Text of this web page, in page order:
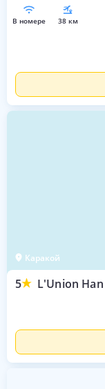
в номере 38 км
Каракой
5